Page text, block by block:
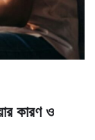
কারণ ও